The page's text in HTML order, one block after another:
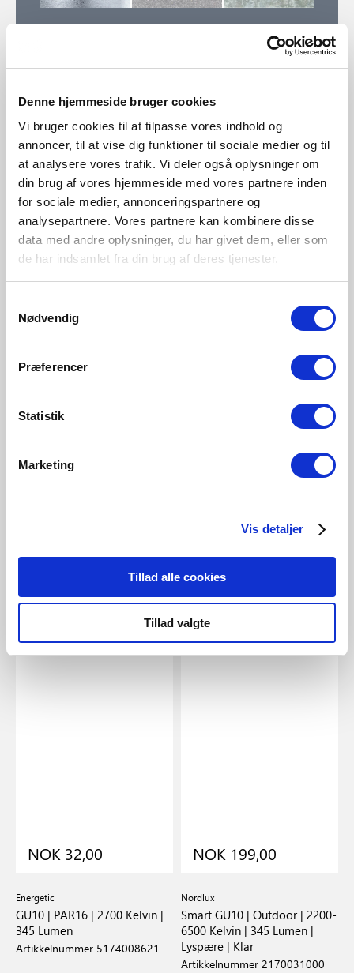
Denne hjemmeside bruger cookies
Vi bruger cookies til at tilpasse vores indhold og
annoncer, til at vise dig funktioner til sociale medier og til
at analysere vores trafik. Vi deler også oplysninger om
din brug af vores hjemmeside med vores partnere inden
for sociale medier, annonceringspartnere og
analysepartnere. Vores partnere kan kombinere disse
data med andre oplysninger, du har givet dem, eller som
de har indsamlet fra din brug af deres tjenester.
Nødvendig
Præferencer
Statistik
Marketing
Vis detaljer
Tillad alle cookies
Tillad valgte
galvanisert stål, kobber og messing. Denne garantien
gjelder rustangrep med korrosjon og er gjeldende mot
visning av kjøpskvittering. Ingen garanti på deler som er
skadet på grunn av slitasje eller feilbehandling av
lampene.
Se fullstendige garantivilkår
NOK 32,00
Energetic
GU10 | PAR16 | 2700 Kelvin |
345 Lumen
Artikkelnummer 5174008621
NOK 199,00
Nordlux
Smart GU10 | Outdoor | 2200-
6500 Kelvin | 345 Lumen |
Lyspære | Klar
Artikkelnummer 2170031000